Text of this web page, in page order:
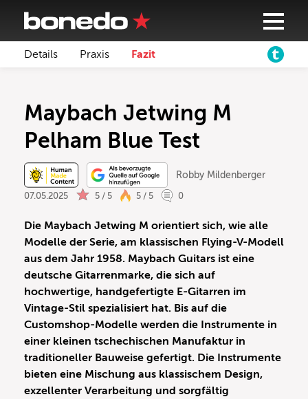
Details Praxis Fazit
Maybach Jetwing M
Pelham Blue Test
Robby Mildenberger
07.05.2025 5 / 5 5 / 5 0
Die Maybach Jetwing M orientiert sich, wie alle
Modelle der Serie, am klassischen Flying-V-Modell
aus dem Jahr 1958. Maybach Guitars ist eine
deutsche Gitarrenmarke, die sich auf
hochwertige, handgefertigte E-Gitarren im
Vintage-Stil spezialisiert hat. Bis auf die
Customshop-Modelle werden die Instrumente in
einer kleinen tschechischen Manufaktur in
traditioneller Bauweise gefertigt. Die Instrumente
bieten eine Mischung aus klassischem Design,
exzellenter Verarbeitung und sorgfältig